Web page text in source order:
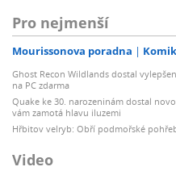
Pro nejmenší
Mourissonova poradna
Ghost Recon Wildlands dostal
na PC zdarma
Quake ke 30. narozeninám dostal
vám zamotá hlavu iluzemi
Hřbitov velryb: Obří podmořské
Video